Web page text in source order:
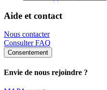
Aide et contact
Nous contacter
Consulter FAQ
Consentement
Envie de nous rejoindre ?